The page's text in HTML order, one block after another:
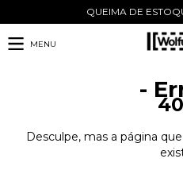
QUEIMA DE
MENU
-
Desculpe, mas a página